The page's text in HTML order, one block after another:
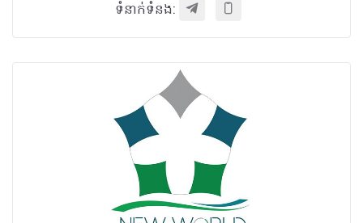
ទំនាក់ទំនង: